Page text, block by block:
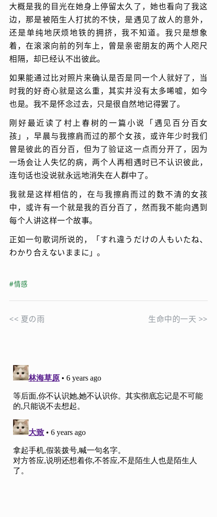
大概是我的目光在她身上停留太久了，她也看向了我这
边，那是被陌生人打扰的不快，是遇见了故人的意外，
还是单纯地厌烦地铁的拥挤，我不知道。我只是想象
着，在滚滚向前的列车上，曾是亲密朋友的两个人咫尺
相隔，却已经认不出彼此。
如果能通过比对照片来确认是否是同一个人就好了，当
时我的好奇心就是这么重，其实并没有太多唏嘘，如今
也是。我不是怀念过去，只是很自然地记得罢了。
刚好最近读了村上春树的一篇小说「遇见百分百女
孩」，早晨与我擦肩而过的那个女孩，或许年少时我们
曾是彼此的百分百，但为了验证这一点而分开了，因为
一场会让人失忆的病，两个人再相遇时已不认识彼此，
连句话也没说就永远地消失在人群中了。
我就是这样相信的，在与我擦肩而过的数不清的女孩
中，或许有一个就是我的百分百了，然而我不能向遇到
每个人讲这样一个故事。
正如一句歌词所说的，「すれ違うだけの人もいたね、
わかり合えないままに」。
#情感
<< 夏の雨 生命中的一天 >>